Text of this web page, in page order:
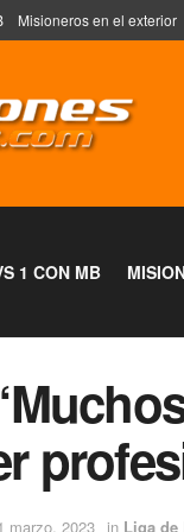
Misioneros en el exterior
1 CON MB
marzo, 2023 in Liga de